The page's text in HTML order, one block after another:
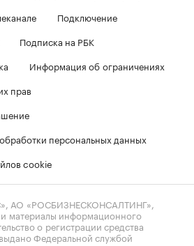
Подключение
Подписка на РБК
Информация об ограничениях
прав
персональных данных
cookie
АО «РОСБИЗНЕСКОНСАЛТИНГ»,
материалы информационного
о регистрации средства
Федеральной службой